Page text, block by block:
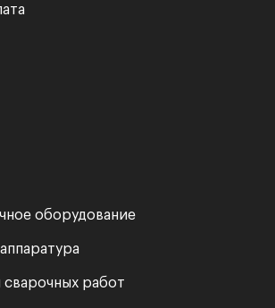
оборудование
сварочных работ